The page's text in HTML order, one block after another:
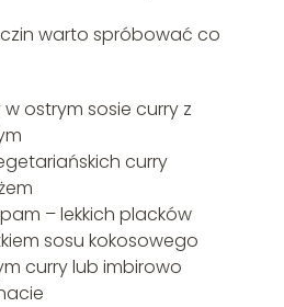
warto spróbować co
ostrym sosie curry z
curry
– lekkich placków
sosu kokosowego
curry lub imbirowo